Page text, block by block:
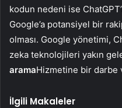
kodun nedeni ise
Google’a potansiyel bir
olması. Google yönetimi,
zeka teknolojileri yakın
aramaHizmetine bir darbe
İlgili Makaleler